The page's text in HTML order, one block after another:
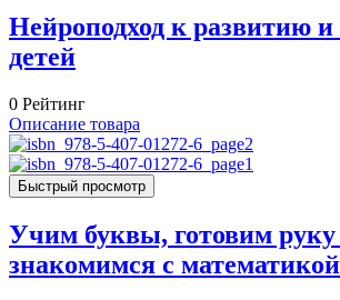
Нейроподход к развитию
детей
0 Рейтинг
Описание товара
Быстрый просмотр
Учим буквы, готовим руку
знакомимся с математикой